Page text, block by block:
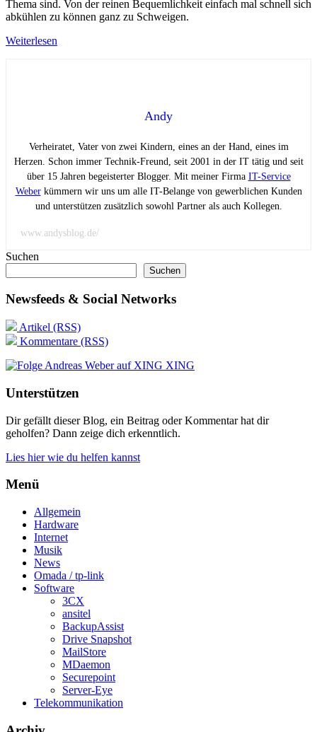
Thema sind. Von der reinen Bequemlichkeit einfach mal schnell sich
abkühlen zu können ganz zu Schweigen.
Weiterlesen
Andy
Verheiratet, Vater von zwei Kindern, eines an der Hand, eines im
Herzen. Schon immer Technik-Freund, seit 2001 in der IT tätig und seit
über 15 Jahren begeisterter Blogger. Mit meiner Firma IT-Service
Weberkümmern wir uns um alle IT-Belange von gewerblichen Kunden
und unterstützen zusätzlich sowohl Partner als auch Kollegen.
www.andysblog.de/
Suchen
Suchen
Newsfeeds & Social Networks
Artikel (RSS)
Kommentare (RSS)
XING
Unterstützen
Dir gefällt dieser Blog, ein Beitrag oder Kommentar hat dir
geholfen? Dann zeige dich erkenntlich.
Lies hier wie du helfen kannst
Menü
Allgemein
Hardware
Internet
Musik
News
Omada / tp-link
Software
3CX
ansitel
BackupAssist
Drive Snapshot
MailStore
MDaemon
Securepoint
Server-Eye
Telekommunikation